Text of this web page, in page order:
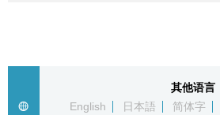
其他语言
English
日本語 简体字